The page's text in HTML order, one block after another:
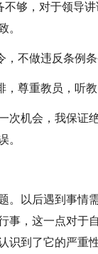
不够，对于领导
。
，不做违反条例
，尊重教员，听
次机会，我保证
。
。以后遇到事情
事，这一点对于
识到了它的严重